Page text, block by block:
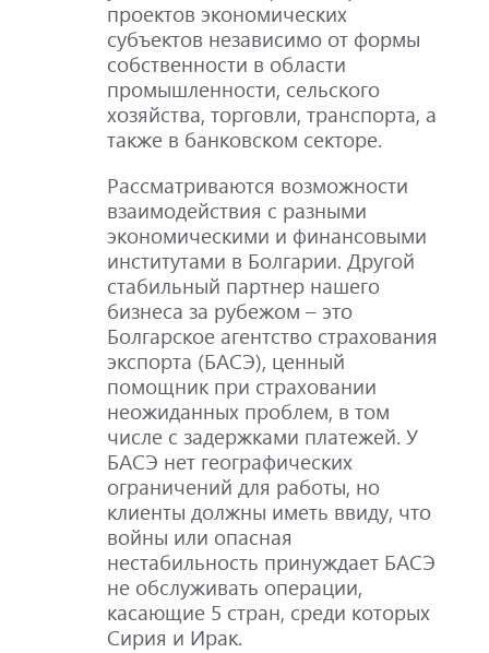
проектов экономических
субъектов независимо от формы
собственности в области
промышленности, сельского
хозяйства, торговли, транспорта, а
также в банковском секторе.
Рассматриваются возможности
взаимодействия с разными
экономическими и финансовыми
институтами в Болгарии. Другой
стабильный партнер нашего
бизнеса за рубежом – это
Болгарское агентство страхования
экспорта (БАСЭ), ценный
помощник при страховании
неожиданных проблем, в том
числе с задержками платежей. У
БАСЭ нет географических
ограничений для работы, но
клиенты должны иметь ввиду, что
войны или опасная
нестабильность принуждает БАСЭ
не обслуживать операции,
касающие 5 стран, среди которых
Сирия и Ирак.